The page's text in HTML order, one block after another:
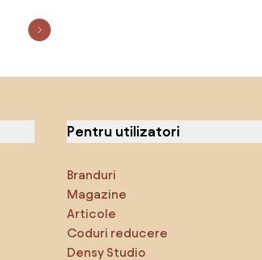
Pentru utilizatori
Branduri
Magazine
Articole
Coduri reducere
Densy Studio